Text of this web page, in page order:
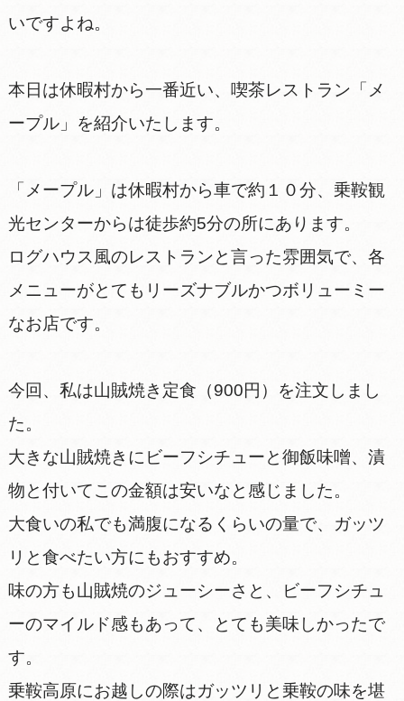
いですよね。
本日は休暇村から一番近い、喫茶レストラン「メ
ープル」を紹介いたします。
「メープル」は休暇村から車で約１０分、乗鞍観
光センターからは徒歩約5分の所にあります。
ログハウス風のレストランと言った雰囲気で、各
メニューがとてもリーズナブルかつボリューミー
なお店です。
今回、私は山賊焼き定食（900円）を注文しまし
た。
大きな山賊焼きにビーフシチューと御飯味噌、漬
物と付いてこの金額は安いなと感じました。
大食いの私でも満腹になるくらいの量で、ガッツ
リと食べたい方にもおすすめ。
味の方も山賊焼のジューシーさと、ビーフシチュ
ーのマイルド感もあって、とても美味しかったで
す。
乗鞍高原にお越しの際はガッツリと乗鞍の味を堪